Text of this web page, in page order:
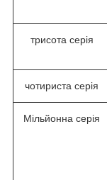
трисота серія
чотириста серія
Мільйонна серія